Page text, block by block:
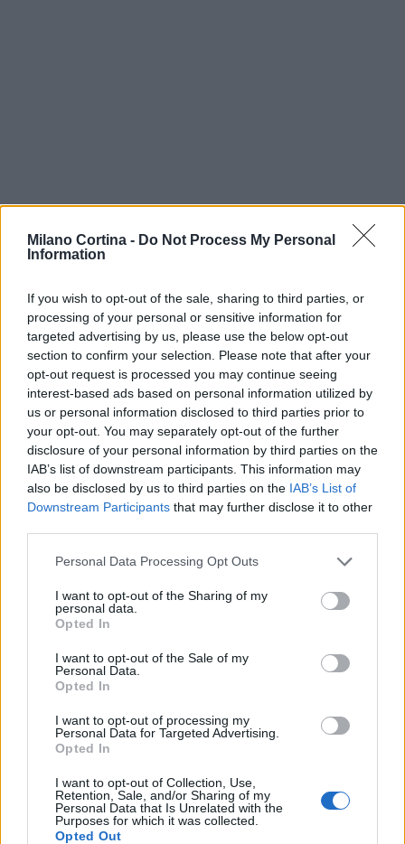
Milano Cortina - Do Not Process My Personal
Information
If you wish to opt-out of the sale, sharing to third parties, or
processing of your personal or sensitive information for
targeted advertising by us, please use the below opt-out
section to confirm your selection. Please note that after your
opt-out request is processed you may continue seeing
interest-based ads based on personal information utilized by
us or personal information disclosed to third parties prior to
your opt-out. You may separately opt-out of the further
disclosure of your personal information by third parties on the
IAB’s list of downstream participants. This information may
also be disclosed by us to third parties on the IAB’s List of
Downstream Participants that may further disclose it to other
Please note that this website/app uses one or more Google
not limited to your visit or usage behaviour. You may click to
grant or deny consent to Google and its third-party tags to
use your data for below specified purposes in below Google
consent section.
Personal Data Processing Opt Outs
I want to opt-out of the Sharing of my
personal data.
Opted In
I want to opt-out of the Sale of my
Personal Data.
Opted In
I want to opt-out of processing my
Personal Data for Targeted Advertising.
Opted In
I want to opt-out of Collection, Use,
Retention, Sale, and/or Sharing of my
Personal Data that Is Unrelated with the
Purposes for which it was collected.
Opted Out
AUTORE
AiAdhubMedia
Continua a leggere